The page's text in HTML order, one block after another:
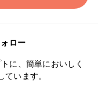
ロー
に、簡単においしく
います。